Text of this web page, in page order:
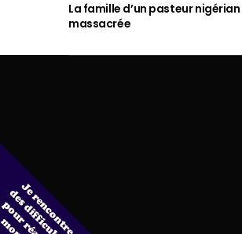
La famille d’un pasteur nigérian
massacrée